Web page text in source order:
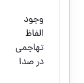
وجود
الفاظ
تهاجمی
در صدا